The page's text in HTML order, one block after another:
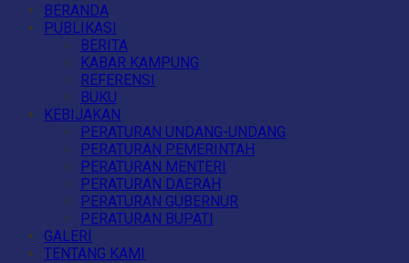
BERANDA
PUBLIKASI
BERITA
KABAR KAMPUNG
REFERENSI
BUKU
KEBIJAKAN
PERATURAN UNDANG-UNDANG
PERATURAN PEMERINTAH
PERATURAN MENTERI
PERATURAN DAERAH
PERATURAN GUBERNUR
PERATURAN BUPATI
GALERI
TENTANG KAMI